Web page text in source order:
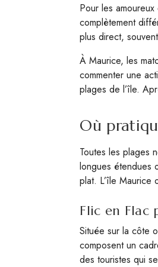
Pour les
complètement
plus direct,
À Maurice, les
commenter une
plages de l’île.
Où
Toutes les plages
longues étendues
plat. L’île Maurice
Flic en Flac
Située sur la côte
composent un
des touristes qui